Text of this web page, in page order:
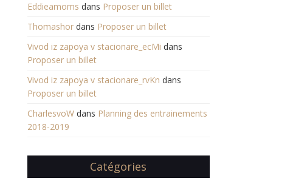
Eddieamoms dans Proposer un billet
Thomashordans Proposer un billet
Vivod iz zapoya v stacionare_ecMi dans
Proposer un billet
Vivod iz zapoya v stacionare_rvKn dans
Proposer un billet
CharlesvoWdans Planning des entrainements
2018-2019
Catégories